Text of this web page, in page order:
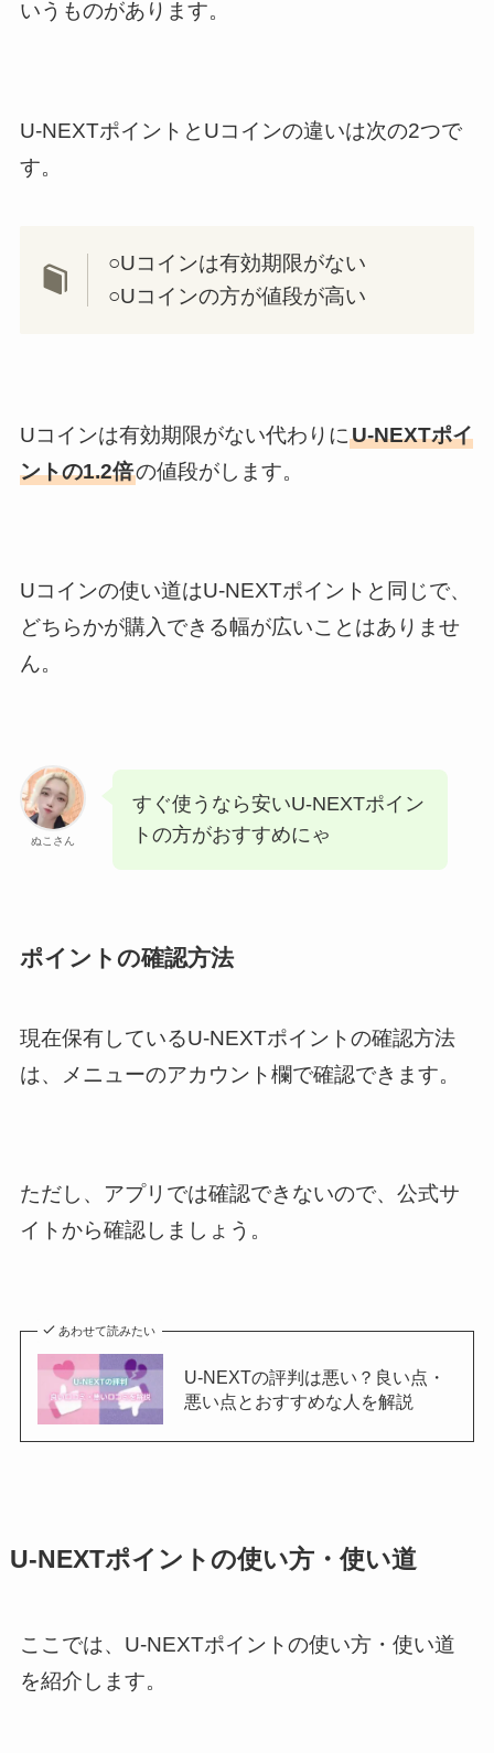
いうものがあります。
U-NEXTポイントとUコインの違いは次の2つで
す。
○Uコインは有効期限がない
○Uコインの方が値段が高い
Uコインは有効期限がない代わりにU-NEXTポイ
ントの1.2倍の値段がします。
Uコインの使い道はU-NEXTポイントと同じで、
どちらかが購入できる幅が広いことはありませ
ん。
ぬこさん
すぐ使うなら安いU-NEXTポイン
トの方がおすすめにゃ
ポイントの確認方法
現在保有しているU-NEXTポイントの確認方法
は、メニューのアカウント欄で確認できます。
ただし、アプリでは確認できないので、公式サ
イトから確認しましょう。
あわせて読みたい
U-NEXTの評判は悪い？良い点・
悪い点とおすすめな人を解説
U-NEXTポイントの使い方・使い道
ここでは、U-NEXTポイントの使い方・使い道
を紹介します。